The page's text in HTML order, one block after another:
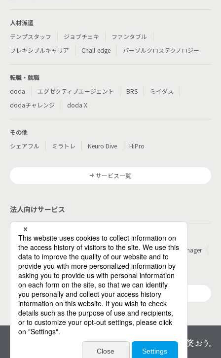
人材派遣
テンプスタッフ
ジョブチェキ
ファンタブル
フレキシブルキャリア
Chall-edge パーソルクロステクノロジー
転職・就職
doda
エグゼクティブエージェント BRS
ミイダス
dodaチャレンジ
doda X
その他
シェアフル
ミラトレ Neuro Dive HiPro
サービス一覧
法人向けサービス
その他
パーソルのRPA
ワークスイッチコンサルティング
HITO-Manager
MITERAS
ポスタス Reskilling Camp StepBase
サービス一覧